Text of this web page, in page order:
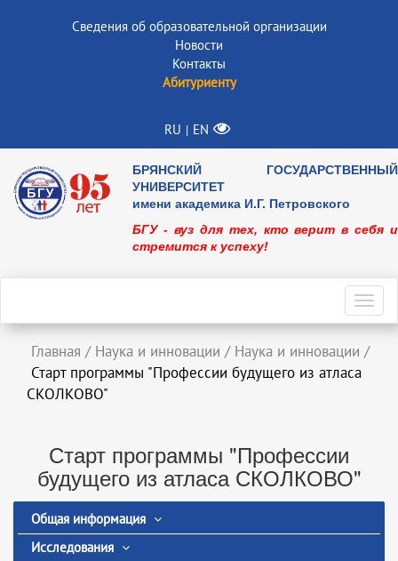
Сведения об образовательной организации
Новости
Контакты
Абитуриенту
RU | EN
БРЯНСКИЙ ГОСУДАРСТВЕННЫЙ
УНИВЕРСИТЕТ
имени академика И.Г. Петровского
БГУ - вуз для тех, кто верит в себя и
стремится к успеху!
Главная / Наука и инновации / Наука и инновации /
Старт программы "Профессии будущего из атласа
СКОЛКОВО"
Старт программы "Профессии
будущего из атласа СКОЛКОВО"
Общая информация
Исследования